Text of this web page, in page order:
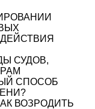
СУДОВ,
СПОСОБ
ВОЗРОДИТЬ